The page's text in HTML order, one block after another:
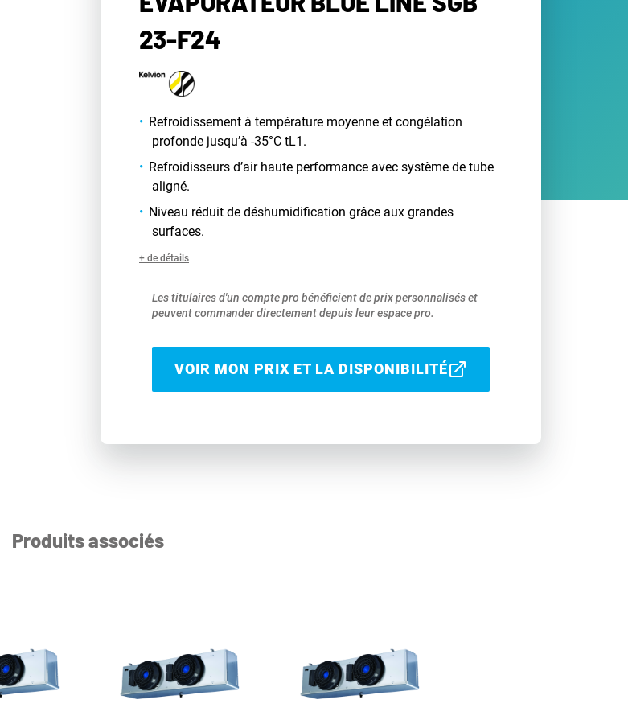
23-F24
Refroidissement à température moyenne et congélation
profonde jusqu’à -35°C tL1.
Refroidisseurs d’air haute performance avec système de tube
aligné.
Niveau réduit de déshumidification grâce aux grandes
surfaces.
+ de détails
Les titulaires d'un compte pro bénéficient de prix personnalisés et
peuvent commander directement depuis leur espace pro.
VOIR MON PRIX ET LA DISPONIBILITÉ
Produits associés